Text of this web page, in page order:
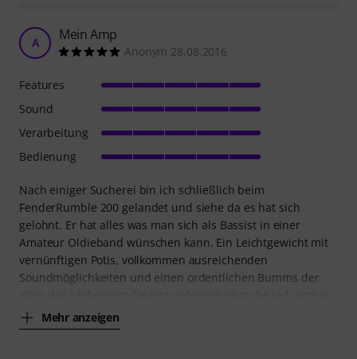
A Mein Amp
Anonym 28.08.2016
Nach einiger Sucherei bin ich schließlich beim
FenderRumble 200 gelandet und siehe da es hat sich
gelohnt. Er hat alles was man sich als Bassist in einer
Amateur Oldieband wünschen kann. Ein Leichtgewicht mit
vernünftigen Potis, vollkommen ausreichenden
Soundmöglichkeiten und einen ordentlichen Bumms der
Mehr anzeigen
Features
Sound
Verarbeitung
Bedienung